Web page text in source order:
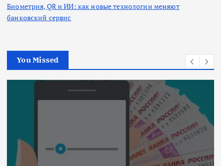
Биометрия, QR и ИИ: как новые технологии меняют
банковский сервис
You Missed